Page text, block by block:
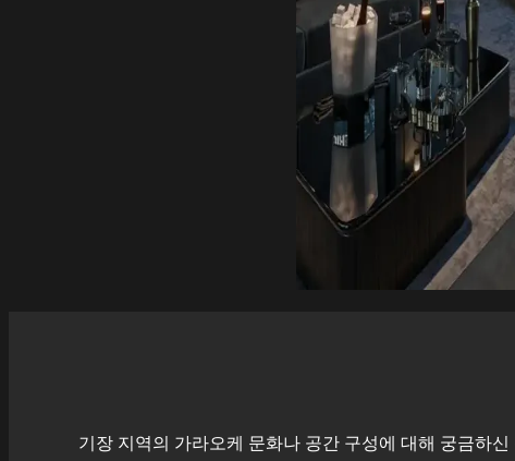
기장 지역의 가라오케 문화나 공간 구성에 대해 궁금하